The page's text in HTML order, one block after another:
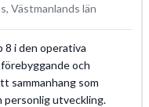
Västmanlands län
8 i den operativa
och
sammanhang som
personlig utveckling.